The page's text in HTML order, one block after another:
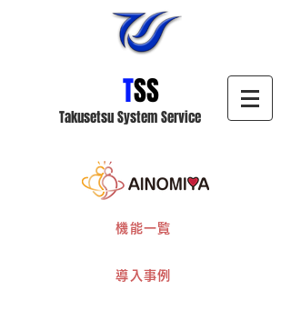
TSS
TakusetsuSystem Service
機能一覧
導入事例